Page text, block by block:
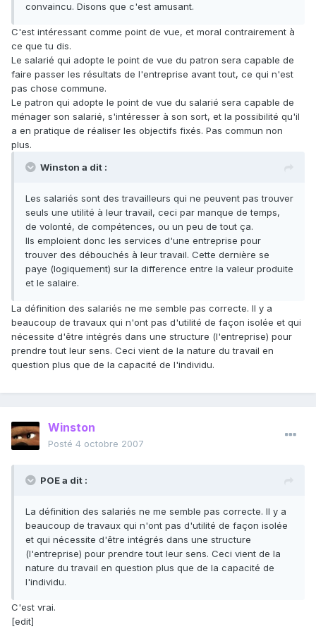
convaincu. Disons que c'est amusant.
C'est intéressant comme point de vue, et moral contrairement à
ce que tu dis.
Le salarié qui adopte le point de vue du patron sera capable de
faire passer les résultats de l'entreprise avant tout, ce qui n'est
pas chose commune.
Le patron qui adopte le point de vue du salarié sera capable de
ménager son salarié, s'intéresser à son sort, et la possibilité qu'il
a en pratique de réaliser les objectifs fixés. Pas commun non
plus.
Winston a dit :
Les salariés sont des travailleurs qui ne peuvent pas trouver
seuls une utilité à leur travail, ceci par manque de temps,
de volonté, de compétences, ou un peu de tout ça.
Ils emploient donc les services d'une entreprise pour
trouver des débouchés à leur travail. Cette dernière se
paye (logiquement) sur la difference entre la valeur produite
et le salaire.
La définition des salariés ne me semble pas correcte. Il y a
beaucoup de travaux qui n'ont pas d'utilité de façon isolée et qui
nécessite d'être intégrés dans une structure (l'entreprise) pour
prendre tout leur sens. Ceci vient de la nature du travail en
question plus que de la capacité de l'individu.
Winston
Posté 4 octobre 2007
POE a dit :
La définition des salariés ne me semble pas correcte. Il y a
beaucoup de travaux qui n'ont pas d'utilité de façon isolée
et qui nécessite d'être intégrés dans une structure
(l'entreprise) pour prendre tout leur sens. Ceci vient de la
nature du travail en question plus que de la capacité de
l'individu.
C'est vrai.
[edit]